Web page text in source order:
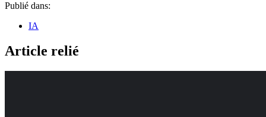
Publié dans:
IA
Article relié